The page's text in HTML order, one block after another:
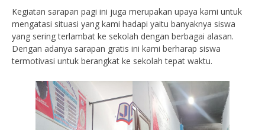
Kegiatan sarapan pagi ini juga merupakan upaya kami untuk
mengatasi situasi yang kami hadapi yaitu banyaknya siswa
yang sering terlambat ke sekolah dengan berbagai alasan.
Dengan adanya sarapan gratis ini kami berharap siswa
termotivasi untuk berangkat ke sekolah tepat waktu.